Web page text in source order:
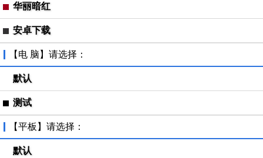
华丽暗红
安卓下载
【电 脑】请选择：
默认
测试
【平板】请选择：
默认